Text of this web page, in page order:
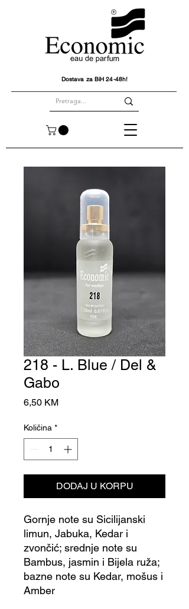
Dostava za BiH 24-48h!
218 - L. Blue / Del &
Gabo
6,50 KMCijena
Količina *
DODAJ U KORPU
Gornje note su Sicilijanski
limun, Jabuka, Kedar i
zvončić; srednje note su
Bambus, jasmin i Bijela ruža;
bazne note su Kedar, mošus i
Amber